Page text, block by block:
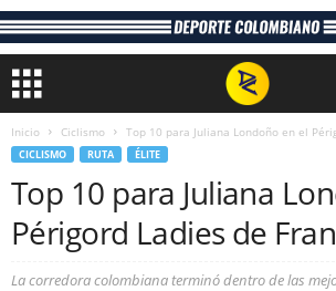
Inicio Ciclismo Top 10 para Juliana Londoño en el
CICLISMO RUTA ÉLITE
Top 10 para Juliana
Périgord Ladies de
La corredora colombiana terminó dentro de las